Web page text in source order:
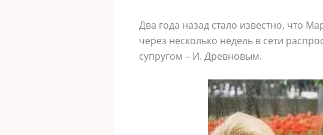
Два года назад стало известно, что
через несколько недель в сети
супругом – И. Древновым.